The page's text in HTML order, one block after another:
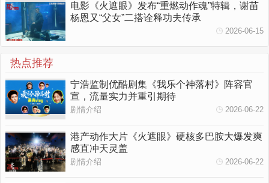
电影《火遮眼》发布“重燃动作魂”特辑，谢苗
杨恩又“父女”二搭诠释功夫传承
2026-06-15
热点推荐
宁浩监制优酷剧集《我乐个神落村》阵容官
宣，流量实力并重引期待
剧情介绍 2026-06-22
港产动作大片《火遮眼》硬核多巴胺大爆发爽
感直冲天灵盖
剧情介绍 2026-06-22